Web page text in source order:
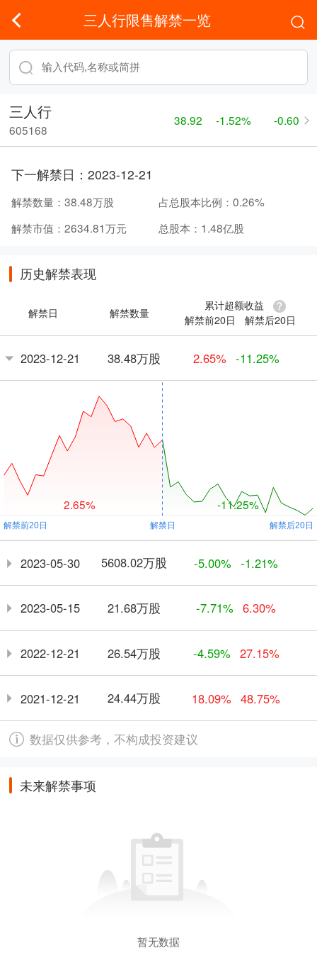
三人行限售解禁一览
三人行
605168
38.92 -1.52% -0.60
下一解禁日： 2023-12-21
解禁数量： 38.48万股 占总股本比例： 0.26%
解禁市值： 2634.81万元 总股本： 1.48亿股
历史解禁表现
解禁日 解禁数量
累计超额收益
解禁前20日
解禁后20日
2023-12-21 38.48万股 2.65% -11.25%
2.65% -11.25%
2023-05-30 5608.02万股 -5.00% -1.21%
2023-05-15 21.68万股 -7.71% 6.30%
2022-12-21 26.54万股 -4.59% 27.15%
2021-12-21 24.44万股 18.09% 48.75%
数据仅供参考，不构成投资建议
未来解禁事项
暂无数据